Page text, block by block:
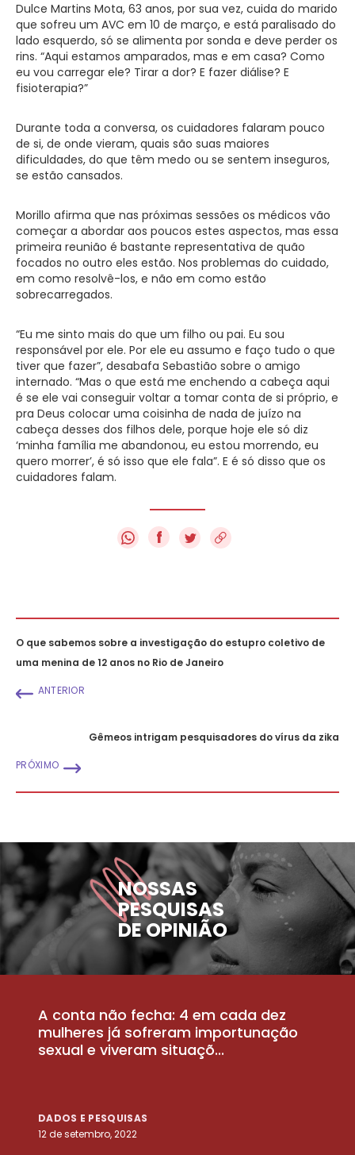
Dulce Martins Mota, 63 anos, por sua vez, cuida do marido
que sofreu um AVC em 10 de março, e está paralisado do
lado esquerdo, só se alimenta por sonda e deve perder os
rins. “Aqui estamos amparados, mas e em casa? Como
eu vou carregar ele? Tirar a dor? E fazer diálise? E
fisioterapia?”
Durante toda a conversa, os cuidadores falaram pouco
de si, de onde vieram, quais são suas maiores
dificuldades, do que têm medo ou se sentem inseguros,
se estão cansados.
Morillo afirma que nas próximas sessões os médicos vão
começar a abordar aos poucos estes aspectos, mas essa
primeira reunião é bastante representativa de quão
focados no outro eles estão. Nos problemas do cuidado,
em como resolvê-los, e não em como estão
sobrecarregados.
“Eu me sinto mais do que um filho ou pai. Eu sou
responsável por ele. Por ele eu assumo e faço tudo o que
tiver que fazer”, desabafa Sebastião sobre o amigo
internado. “Mas o que está me enchendo a cabeça aqui
é se ele vai conseguir voltar a tomar conta de si próprio, e
pra Deus colocar uma coisinha de nada de juízo na
cabeça desses dos filhos dele, porque hoje ele só diz
‘minha família me abandonou, eu estou morrendo, eu
quero morrer’, é só isso que ele fala”. E é só disso que os
cuidadores falam.
f
O que sabemos sobre a investigação do estupro coletivo de
uma menina de 12 anos no Rio de Janeiro
ANTERIOR
Gêmeos intrigam pesquisadores do vírus da zika
PRÓXIMO
NOSSAS
PESQUISAS
DE OPINIÃO
A conta não fecha: 4 em cada dez
mulheres já sofreram importunação
sexual e viveram situaçõ...
DADOS E PESQUISAS
12 de setembro, 2022